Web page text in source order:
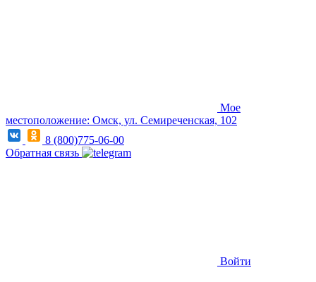
Мое
местоположение: Омск, ул. Семиреченская, 102
8 (800)775-06-00
Обратная связь
Войти